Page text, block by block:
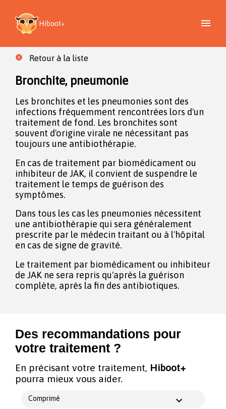
Retour à la liste
Bronchite, pneumonie
Les bronchites et les pneumonies sont des
infections fréquemment rencontrées lors d'un
traitement de fond. Les bronchites sont
souvent d'origine virale ne nécessitant pas
toujours une antibiothérapie.
En cas de traitement par biomédicament ou
inhibiteur de JAK, il convient de suspendre le
traitement le temps de guérison des
symptômes.
Dans tous les cas les pneumonies nécessitent
une antibiothérapie qui sera généralement
prescrite par le médecin traitant ou à l'hôpital
en cas de signe de gravité.
Le traitement par biomédicament ou inhibiteur
de JAK ne sera repris qu'après la guérison
complète, après la fin des antibiotiques.
Des recommandations pour
votre traitement ?
En précisant votre traitement, Hiboot+
pourra mieux vous aider.
Comprimé